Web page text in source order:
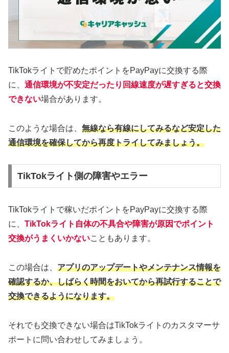
TikTokライトで貯めたポイントをPayPayに交換する際
に、 通信環境が不安定だったり回線速度が遅すぎると交換
できない場合があります。
このような場合は、 無線なら有線にしてみるなど安定した
通信環境を確保してから再度トライしてみましょう。
TikTokライト側の障害やエラー
TikTokライトで稼いだポイントをPayPayに交換する際
に、 TikTokライト自体の不具合や障害が原因でポイント
交換がうまくいかないこともあります。
この場合は、 アプリのアップデートやメンテナンス情報を
確認するか、しばらく時間をおいてから再試行することで
交換できるようになります。
それでも交換できない場合はTikTokライトのカスタマーサ
ポートに問い合わせしてみましょう。